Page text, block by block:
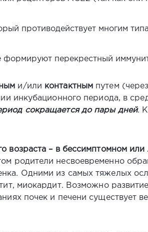
противодействует многим
формируют перекрестный
и/или контактным путем
инкубационного периода, в
сокращается до пары дней.
возраста – в бессимптомном или
родители несвоевременно
Одними из самых тяжелых
миокардит. Возможно
почек и печени существует